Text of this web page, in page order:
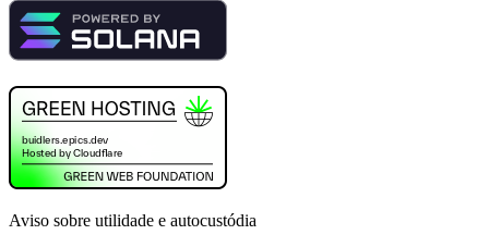
Aviso sobre utilidade e autocustódia